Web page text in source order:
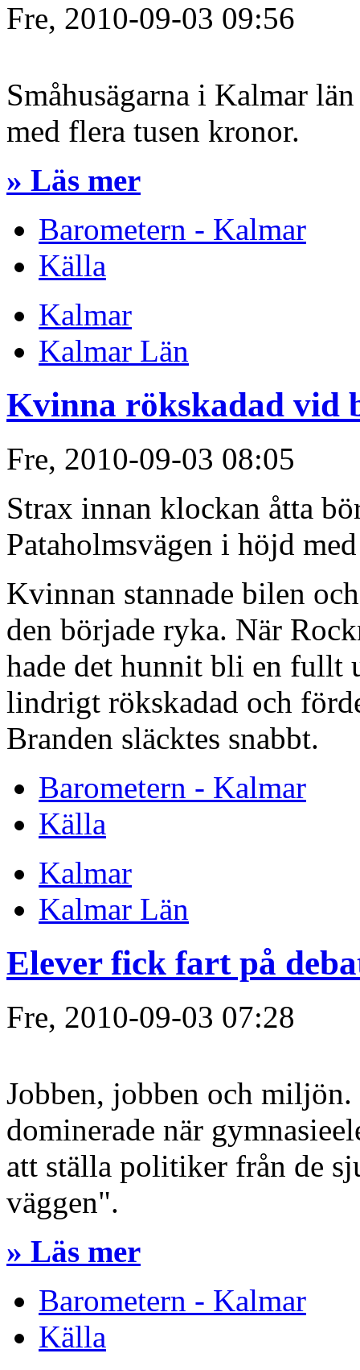
Fre, 2010-09-03 09:56
Småhusägarna i Kalmar
med flera tusen kronor.
» Läs mer
Barometern - Kalmar
Källa
Kalmar
Kalmar Län
Kvinna rökskadad vid
Fre, 2010-09-03 08:05
Strax innan klockan åtta
Pataholmsvägen i höjd
Kvinnan stannade bilen
den började ryka. När
hade det hunnit bli en fullt
lindrigt rökskadad och
Branden släcktes snabbt.
Barometern - Kalmar
Källa
Kalmar
Kalmar Län
Elever fick fart på
Fre, 2010-09-03 07:28
Jobben, jobben och
dominerade när
att ställa politiker från de
väggen".
» Läs mer
Barometern - Kalmar
Källa